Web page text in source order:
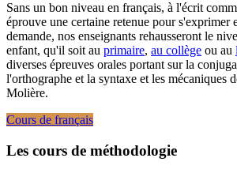
Sans un bon niveau en français, à l'écrit
éprouve une certaine retenue pour s'exprimer
demande, nos enseignants rehausseront le
enfant, qu'il soit au primaire, au collège ou au
diverses épreuves orales portant sur la
l'orthographe et la syntaxe et les mécaniques
Molière.
Cours de français
Les cours de méthodologie